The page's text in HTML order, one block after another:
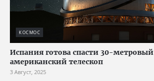
КОСМОС
Испания готова спасти 30-метровый
американский телескоп
3 Август, 2025